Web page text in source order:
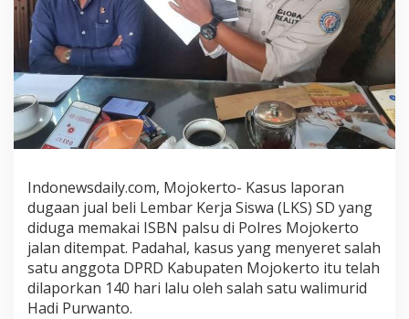
B
e
r
I
S
B
N
P
l
s
u
J
a
a
Indonewsdaily.com, Mojokerto- Kasus laporan
dugaan jual beli Lembar Kerja Siswa (LKS) SD yang
diduga memakai ISBN palsu di Polres Mojokerto
jalan ditempat. Padahal, kasus yang menyeret salah
satu anggota DPRD Kabupaten Mojokerto itu telah
dilaporkan 140 hari lalu oleh salah satu walimurid
Hadi Purwanto.